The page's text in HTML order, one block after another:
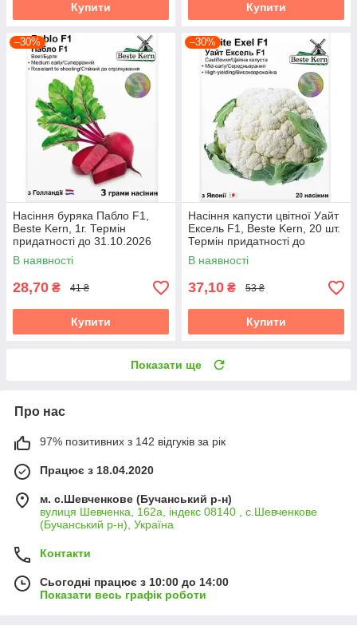
Купити Купити
–30%
Насіння буряка Пабло F1,
Beste Kern, 1г. Термін
придатності до 31.10.2026
В наявності
28,70 ₴ 41 ₴
Купити
–30%
Насіння капусти цвітної Уайт
Ексель F1, Beste Kern, 20 шт.
Термін придатності до
31.10.2026
В наявності
37,10 ₴ 53 ₴
Купити
Показати ще
Про нас
97% позитивних з 142 відгуків за рік
Працює з 18.04.2020
м. с.Шевченкове (Бучанський р-н)
вулиця Шевченка, 162а, індекс 08140 , с.Шевченкове
(Бучанський р-н), Україна
Контакти
Сьогодні працює з 10:00 до 14:00
Показати весь графік роботи